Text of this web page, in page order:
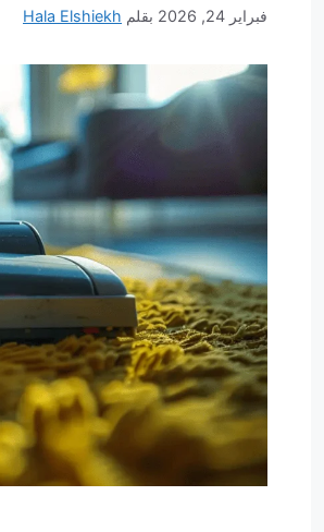
فبراير 24, 2026 بقلم Hala Elshiekh